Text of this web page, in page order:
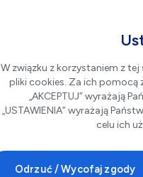
W związku z korzystaniem z
pliki cookies. Za ich pomocą
„AKCEPTUJ” wyrażają
„USTAWIENIA” wyrażają
celu ich
Odrzuć / Wycofaj zgody